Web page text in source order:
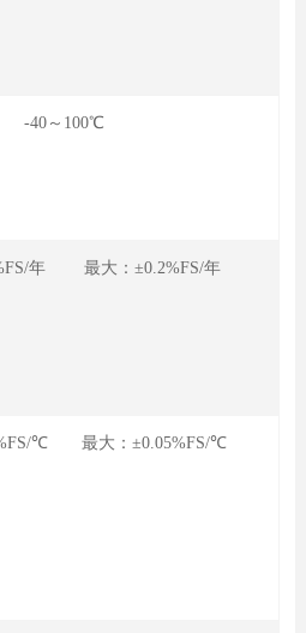
-40～100℃
年 最大：±0.2%FS/年
℃ 最大：±0.05%FS/℃